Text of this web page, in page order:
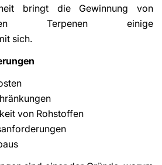
bringt die Gewinnung von
Terpenen einige
sich.
von Rohstoffen